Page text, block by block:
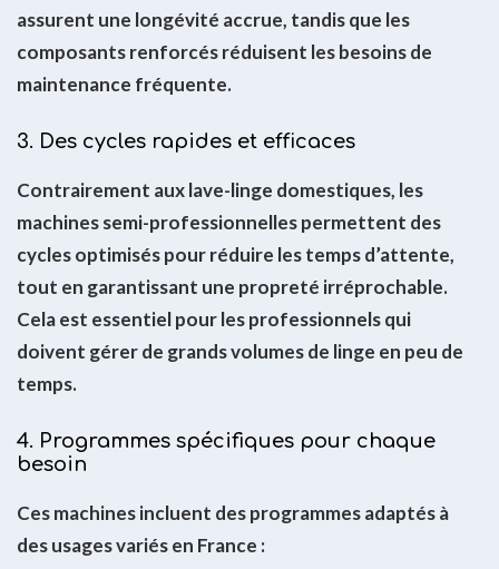
assurent une longévité accrue, tandis que les
composants renforcés réduisent les besoins de
maintenance fréquente.
3. Des cycles rapides et efficaces
Contrairement aux lave-linge domestiques, les
machines semi-professionnelles permettent des
cycles optimisés pour réduire les temps d’attente,
tout en garantissant une propreté irréprochable.
Cela est essentiel pour les professionnels qui
doivent gérer de grands volumes de linge en peu de
temps.
4. Programmes spécifiques pour chaque
besoin
Ces machines incluent des programmes adaptés à
des usages variés en France :